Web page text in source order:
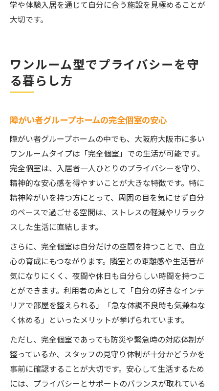
学や体験入居を通じて自分に合う施設を見極めることが
大切です。
ワンルーム型でプライバシーを守
る暮らし方
障がい者グループホームの完全個室の安心
障がい者グループホームの中でも、大阪府大阪市に多い
ワンルームタイプは「完全個室」での生活が可能です。
完全個室は、入居者一人ひとりのプライバシーを守り、
精神的な安心感を得やすいことが大きな特徴です。特に
精神障がいを持つ方にとって、周囲の目を気にせず自分
のペースで過ごせる空間は、ストレスの軽減やリラック
スした生活に直結します。
さらに、完全個室は自分だけの空間を持つことで、自立
心の育成にもつながります。隣室との距離感や生活音が
気になりにくく、夜間や休日も自分らしい時間を持つこ
とができます。利用者の声として「自分の好きなインテ
リアで部屋を整えられる」「急な体調不良時も気兼ねな
く休める」といったメリットが挙げられています。
ただし、完全個室であっても防災や緊急時の対応体制が
整っているか、スタッフの見守り体制が十分かどうかを
事前に確認することが大切です。安心して生活するため
には、プライバシーとサポートのバランスが取れている